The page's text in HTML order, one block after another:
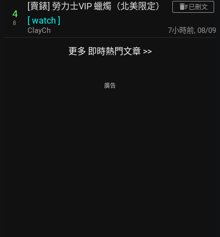
4
8
[賣錶] 勞力士VIP 蠟燭（北美限定） 已刪文
[watch ]
ClayCh 7小時前, 08/09
更多 即時熱門文章 >>
廣告